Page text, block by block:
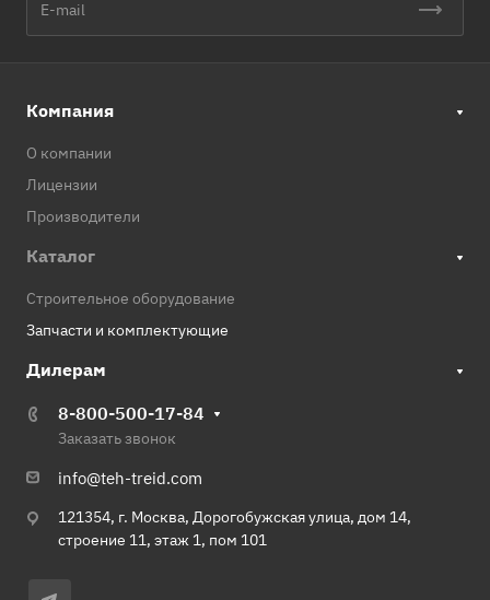
Компания
О компании
Лицензии
Производители
Каталог
Строительное оборудование
Запчасти и комплектующие
Дилерам
8-800-500-17-84
Заказать звонок
info@teh-treid.com
121354, г. Москва, Дорогобужская улица, дом 14,
строение 11, этаж 1, пом 101